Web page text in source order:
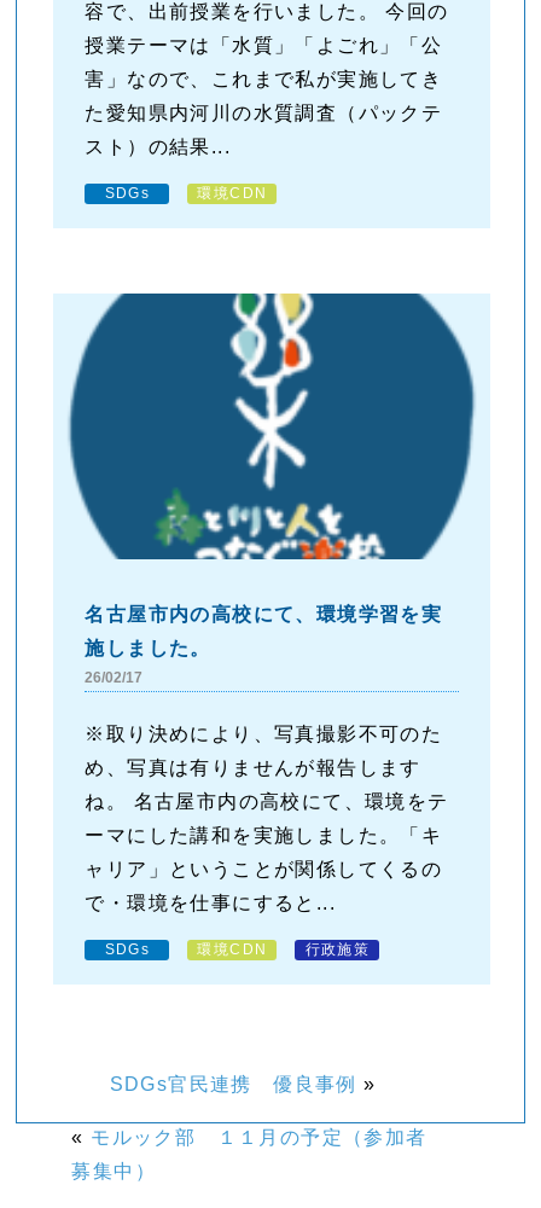
容で、出前授業を行いました。 今回の
授業テーマは「水質」「よごれ」「公
害」なので、これまで私が実施してき
た愛知県内河川の水質調査（パックテ
スト）の結果...
SDGs 環境CDN
名古屋市内の高校にて、環境学習を実
施しました。
26/02/17
※取り決めにより、写真撮影不可のた
め、写真は有りませんが報告します
ね。 名古屋市内の高校にて、環境をテ
ーマにした講和を実施しました。「キ
ャリア」ということが関係してくるの
で・環境を仕事にすると...
SDGs 環境CDN 行政施策
SDGs官民連携 優良事例 »
« モルック部 １１月の予定（参加者
募集中）